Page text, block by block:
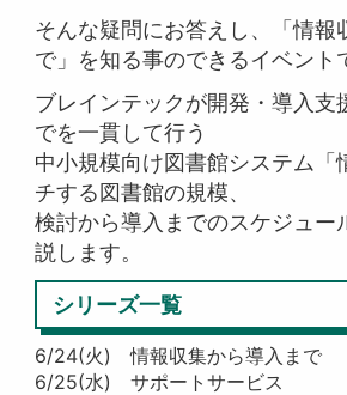
そんな疑問にお答えし、「情報
で」を知る事のできるイベント
ブレインテックが開発・導入支
でを一貫して行う
中小規模向け図書館システム「
チする図書館の規模、
検討から導入までのスケジュー
説します。
シリーズ一覧
6/24(火) 情報収集から導入まで
6/25(水) サポートサービス